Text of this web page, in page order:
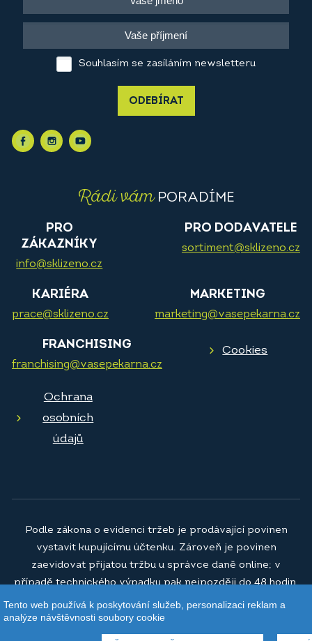
Souhlasím se zasíláním newsletteru
ODEBÍRAT
Rádi vámPORADÍME
PRO
ZÁKAZNÍKY
info@sklizeno.cz
PRO DODAVATELE
sortiment@sklizeno.cz
KARIÉRA
prace@sklizeno.cz
MARKETING
marketing@vasepekarna.cz
FRANCHISING
franchising@vasepekarna.cz
Cookies
Ochrana
osobních
údajů
© 2026Vaše pekárna a.s.
Podle zákona o evidenci tržeb je prodávající povinen
vystavit kupujícímu účtenku. Zároveň je povinen
zaevidovat přijatou tržbu u správce daně online; v
případě technického výpadku pak nejpozději do 48 hodin.
Tento web používá k poskytování služeb, personalizaci reklam a
analýze návštěvnosti soubory cookie